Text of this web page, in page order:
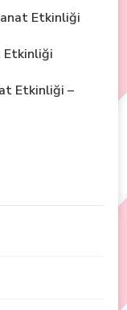
Etkinliği
Etkinliği
Etkinliği –